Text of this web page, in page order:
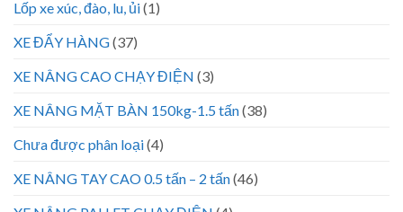
Lốp xe xúc, đào, lu, ủi(1)
XE ĐẨY HÀNG(37)
XE NÂNG CAO CHẠY ĐIỆN (3)
XE NÂNG MẶT BÀN 150kg-1.5 tấn(38)
Chưa được phân loại(4)
XE NÂNG TAY CAO 0.5 tấn – 2 tấn(46)